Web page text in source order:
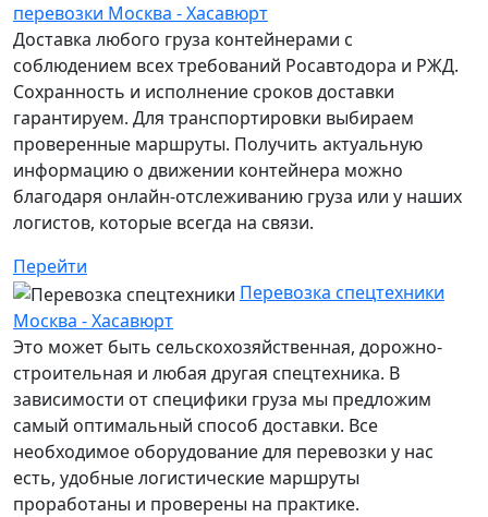
перевозки Москва - Хасавюрт
Доставка любого груза контейнерами с
соблюдением всех требований Росавтодора и РЖД.
Сохранность и исполнение сроков доставки
гарантируем. Для транспортировки выбираем
проверенные маршруты. Получить актуальную
информацию о движении контейнера можно
благодаря онлайн-отслеживанию груза или у наших
логистов, которые всегда на связи.
Перейти
Перевозка спецтехники
Москва - Хасавюрт
Это может быть сельскохозяйственная, дорожно-
строительная и любая другая спецтехника. В
зависимости от специфики груза мы предложим
самый оптимальный способ доставки. Все
необходимое оборудование для перевозки у нас
есть, удобные логистические маршруты
проработаны и проверены на практике.